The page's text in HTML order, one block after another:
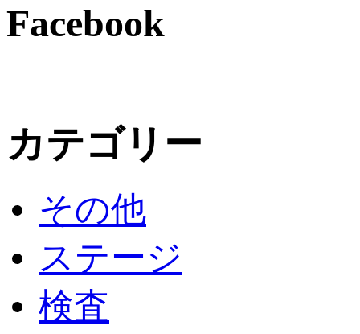
Facebook
カテゴリー
その他
ステージ
検査